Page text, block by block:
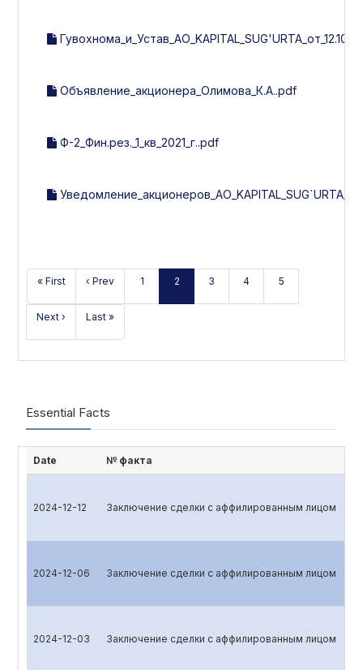
Объявление_акционера_Олимова_К.А..pdf
Ф-2_Фин.рез._1_кв_2021_г..pdf
« First ‹ Prev 1 2 3 4 5
Next › Last »
Essential Facts
Date № факта
2024-12-12 Заключение сделки с аффилированным лицом
2024-12-06 Заключение сделки с аффилированным лицом
2024-12-03 Заключение сделки с аффилированным лицом